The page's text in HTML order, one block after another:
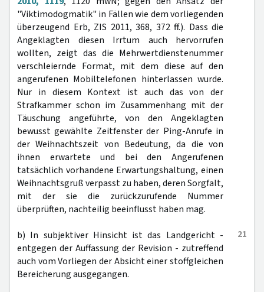
"Viktimodogmatik" in Fällen wie dem vorliegenden
überzeugend Erb, ZIS 2011, 368, 372 ff.). Dass die
Angeklagten diesen Irrtum auch hervorrufen
wollten, zeigt das die Mehrwertdienstenummer
verschleiernde Format, mit dem diese auf den
angerufenen Mobiltelefonen hinterlassen wurde.
Nur in diesem Kontext ist auch das von der
Strafkammer schon im Zusammenhang mit der
Täuschung angeführte, von den Angeklagten
bewusst gewählte Zeitfenster der Ping-Anrufe in
der Weihnachtszeit von Bedeutung, da die von
ihnen erwartete und bei den Angerufenen
tatsächlich vorhandene Erwartungshaltung, einen
Weihnachtsgruß verpasst zu haben, deren Sorgfalt,
mit der sie die zurückzurufende Nummer
überprüften, nachteilig beeinflusst haben mag.
21
b) In subjektiver Hinsicht ist das Landgericht -
entgegen der Auffassung der Revision - zutreffend
auch vom Vorliegen der Absicht einer stoffgleichen
Bereicherung ausgegangen.